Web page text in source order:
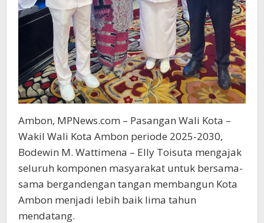
Ambon, MPNews.com – Pasangan Wali Kota –
Wakil Wali Kota Ambon periode 2025-2030,
Bodewin M. Wattimena – Elly Toisuta mengajak
seluruh komponen masyarakat untuk bersama-
sama bergandengan tangan membangun Kota
Ambon menjadi lebih baik lima tahun
mendatang.